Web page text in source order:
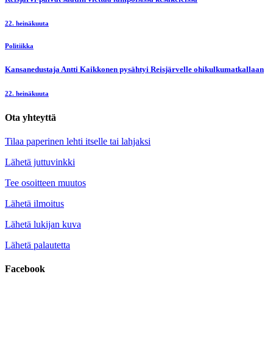
22. heinäkuuta
Politiikka
Kansanedustaja Antti Kaikkonen pysähtyi Reisjärvelle ohikulkumatkallaan
22. heinäkuuta
Ota yhteyttä
Tilaa paperinen lehti itselle tai lahjaksi
Lähetä juttuvinkki
Tee osoitteen muutos
Lähetä ilmoitus
Lähetä lukijan kuva
Lähetä palautetta
Facebook